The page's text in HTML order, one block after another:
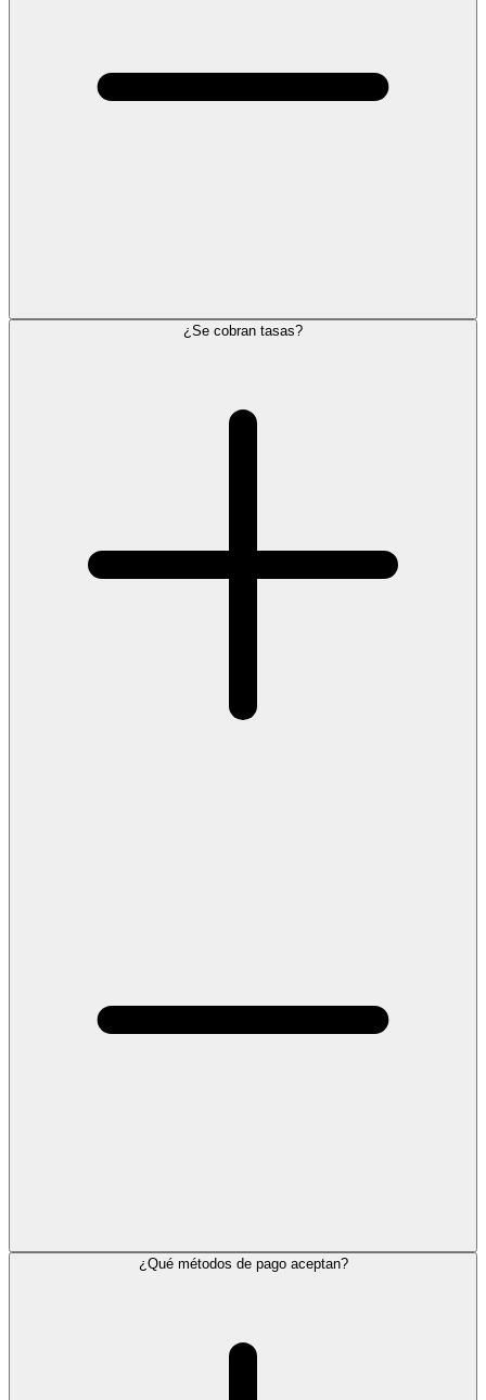
¿Se cobran tasas?
¿Qué métodos de pago aceptan?